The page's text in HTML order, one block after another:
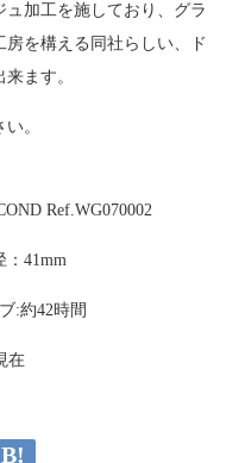
加工を施しており、グラ
を構える同社らしい、ド
ます。
。
Ref.WG070002
41mm
:約42時間
在